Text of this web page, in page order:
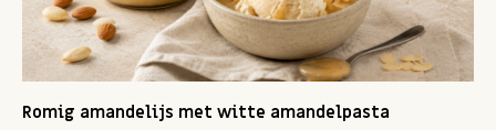
Romig amandelijs met witte amandelpasta